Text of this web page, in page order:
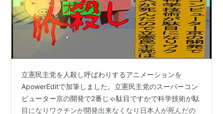
立憲民主党を人殺し呼ばわりするアニメーションを
ApowerEditで加筆しました。立憲民主党のスーパーコン
ピューター京の開発で2番じゃ駄目ですかで科学技術が駄
目になりワクチンが開発出来なくなり日本人が死んだの